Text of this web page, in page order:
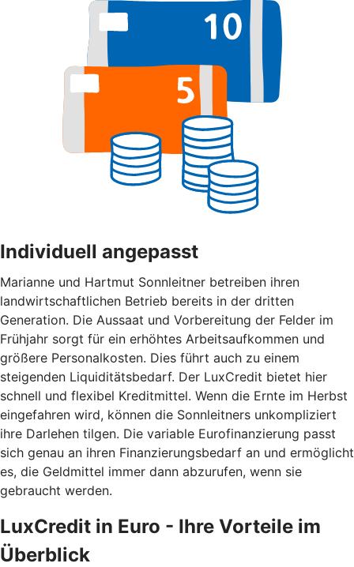
Individuell angepasst
Marianne und Hartmut Sonnleitner betreiben ihren
landwirtschaftlichen Betrieb bereits in der dritten
Generation. Die Aussaat und Vorbereitung der Felder im
Frühjahr sorgt für ein erhöhtes Arbeitsaufkommen und
größere Personalkosten. Dies führt auch zu einem
steigenden Liquiditätsbedarf. Der LuxCredit bietet hier
schnell und flexibel Kreditmittel. Wenn die Ernte im Herbst
eingefahren wird, können die Sonnleitners unkompliziert
ihre Darlehen tilgen. Die variable Eurofinanzierung passt
sich genau an ihren Finanzierungsbedarf an und ermöglicht
es, die Geldmittel immer dann abzurufen, wenn sie
gebraucht werden.
LuxCredit in Euro - Ihre Vorteile im
Überblick